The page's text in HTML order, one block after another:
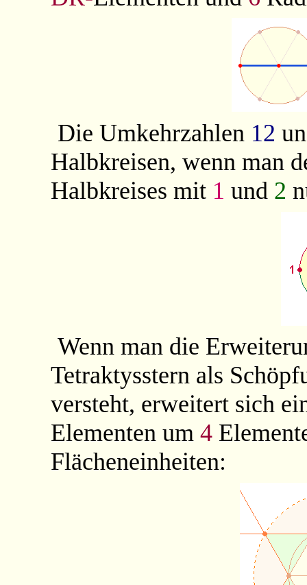
Die Umkehrzahlen 12
Halbkreisen, wenn man
Halbkreises mit 1 und 2
Wenn man die
Tetraktysstern als
versteht, erweitert sich
Elementen um4
Flächeneinheiten: